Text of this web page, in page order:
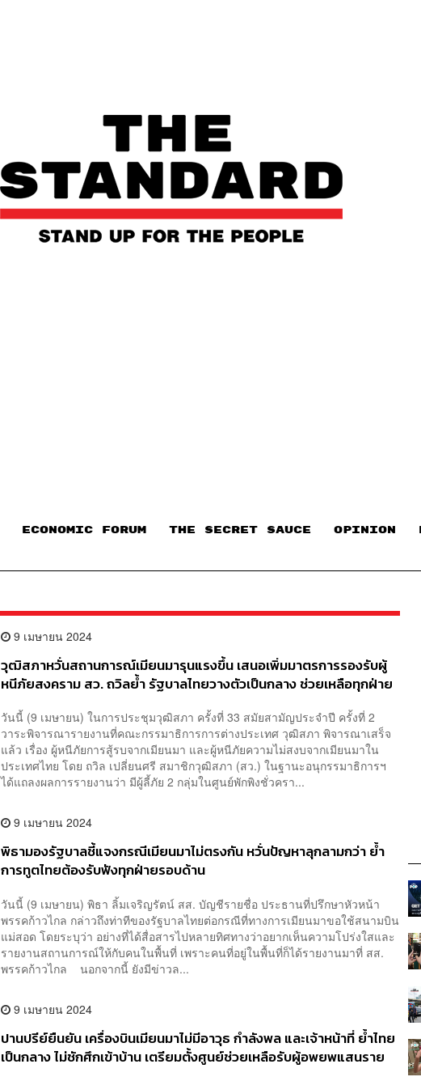
ECONOMIC FORUM THE SECRET SAUCE​ OPINION
9 เมษายน 2024
วุฒิสภาหวั่นสถานการณ์เมียนมารุนแรงขึ้น เสนอเพิ่มมาตรการรองรับผู้
หนีภัยสงคราม สว. ถวิลย้ำ รัฐบาลไทยวางตัวเป็นกลาง ช่วยเหลือทุกฝ่าย
วันนี้ (9 เมษายน) ในการประชุมวุฒิสภา ครั้งที่ 33 สมัยสามัญประจำปี ครั้งที่ 2
วาระพิจารณารายงานที่คณะกรรมาธิการการต่างประเทศ วุฒิสภา พิจารณาเสร็จ
แล้ว เรื่อง ผู้หนีภัยการสู้รบจากเมียนมา และผู้หนีภัยความไม่สงบจากเมียนมาใน
ประเทศไทย โดย ถวิล เปลี่ยนศรี สมาชิกวุฒิสภา (สว.) ในฐานะอนุกรรมาธิการฯ
ได้แถลงผลการรายงานว่า มีผู้ลี้ภัย 2 กลุ่มในศูนย์พักพิงชั่วครา...
9 เมษายน 2024
พิธามองรัฐบาลชี้แจงกรณีเมียนมาไม่ตรงกัน หวั่นปัญหาลุกลามกว่า ย้ำ
การทูตไทยต้องรับฟังทุกฝ่ายรอบด้าน
วันนี้ (9 เมษายน) พิธา ลิ้มเจริญรัตน์ สส. บัญชีรายชื่อ ประธานที่ปรึกษาหัวหน้า
พรรคก้าวไกล กล่าวถึงท่าทีของรัฐบาลไทยต่อกรณีที่ทางการเมียนมาขอใช้สนามบิน
แม่สอด โดยระบุว่า อย่างที่ได้สื่อสารไปหลายทิศทางว่าอยากเห็นความโปร่งใสและ
รายงานสถานการณ์ให้กับคนในพื้นที่ เพราะคนที่อยู่ในพื้นที่ก็ได้รายงานมาที่ สส.
พรรคก้าวไกล นอกจากนี้ ยังมีข่าวล...
9 เมษายน 2024
ปานปรีย์ยืนยัน เครื่องบินเมียนมาไม่มีอาวุธ กำลังพล และเจ้าหน้าที่ ย้ำไทย
เป็นกลาง ไม่ชักศึกเข้าบ้าน เตรียมตั้งศูนย์ช่วยเหลือรับผู้อพยพแสนราย